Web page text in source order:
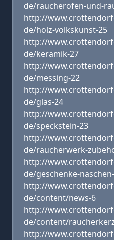
de/raucherofen-und-
http://
de/holz-volkskunst-25
http://
de/keramik-27
http://
de/messing-22
http://
de/glas-24
http://
de/speckstein-23
http://
de/raucherwerk-
http://
de/geschenke-
http://
de/content/news-6
http://
de/content/
http://